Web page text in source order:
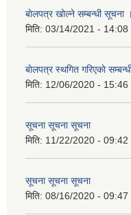
बाेलपत्र खोल्ने सम्बन्धी सूचना ।
मिति: 03/14/2021 - 14:08
बाेलपत्र स्थगित गरिएकाे
मिति: 12/06/2020 - 15:46
सूचना सूचना सूचना
मिति: 11/22/2020 - 09:42
सूचना सूचना सूचना
मिति: 08/16/2020 - 09:47